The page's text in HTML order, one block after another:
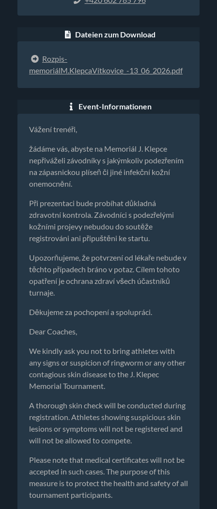
Dateien zum Download
Rozpis-
memoriálM.KlepcaVítkovice_-13_06_2026.pdf
Event-Informationen
Vážení trenéři,
žádáme vás, abyste na Memoriál J. Klepce
nepřiváželi závodníky s jakýmkoliv podezřením
na zápasnickou plíseň či jiné infekční kožní
onemocnění.
Při prezentaci bude probíhat důkladná
zdravotní kontrola. Závodníci s podezřelými
kožními projevy nebudou do soutěže
registrováni ani připuštěni ke startu.
Upozorňujeme, že potvrzení od lékaře nebude v
těchto případech bráno v potaz. Cílem tohoto
opatření je ochrana zdraví všech účastníků
turnaje.
Děkujeme za pochopení a spolupráci.
Dear Coaches,
We kindly ask you not to bring athletes with
any signs or suspicion of ringworm or any other
contagious skin disease to the J. Klepec
Memorial Tournament.
A thorough skin check will be conducted during
registration. Athletes showing suspicious skin
lesions or symptoms will not be registered and
will not be allowed to compete.
Please note that medical certificates will not be
accepted in such cases. The purpose of this
measure is to protect the health and safety of all
tournament participants.